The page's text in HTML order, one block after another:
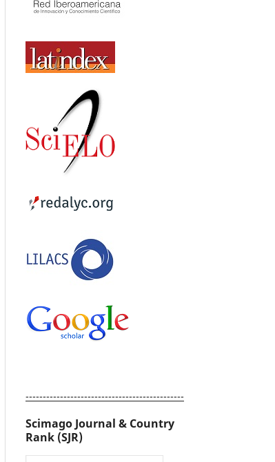
----------------------------------------------
Scimago Journal & Country
Rank (SJR)